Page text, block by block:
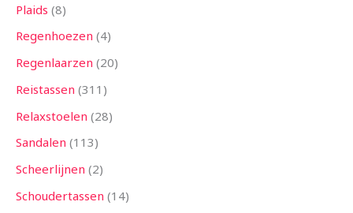
Plaids 8
Regenhoezen 4
Regenlaarzen 20
Reistassen 311
Relaxstoelen 28
Sandalen 113
Scheerlijnen 2
Schoudertassen 14